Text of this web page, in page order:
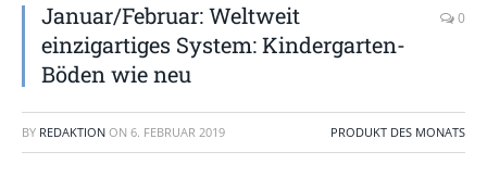
Januar/Februar: Weltweit
einzigartiges System: Kindergarten-
Böden wie neu
0
BY REDAKTION ON 6. FEBRUAR 2019 PRODUKT DES MONATS